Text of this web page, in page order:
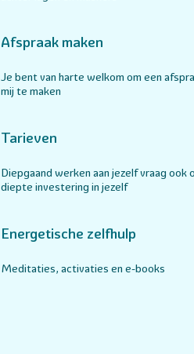
Afspraak maken
Je bent van harte welkom om een
mij te maken
Tarieven
Diepgaand werken aan jezelf vraag ook
diepte investering in jezelf
Energetische zelfhulp
Meditaties, activaties en e-books